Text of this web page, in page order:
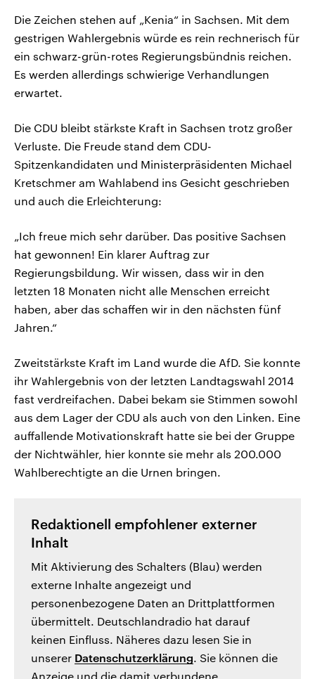
Die Zeichen stehen auf „Kenia“ in Sachsen. Mit dem
gestrigen Wahlergebnis würde es rein rechnerisch für
ein schwarz-grün-rotes Regierungsbündnis reichen.
Es werden allerdings schwierige Verhandlungen
erwartet.
Die CDU bleibt stärkste Kraft in Sachsen trotz großer
Verluste. Die Freude stand dem CDU-
Spitzenkandidaten und Ministerpräsidenten Michael
Kretschmer am Wahlabend ins Gesicht geschrieben
und auch die Erleichterung:
„Ich freue mich sehr darüber. Das positive Sachsen
hat gewonnen! Ein klarer Auftrag zur
Regierungsbildung. Wir wissen, dass wir in den
letzten 18 Monaten nicht alle Menschen erreicht
haben, aber das schaffen wir in den nächsten fünf
Jahren.“
Zweitstärkste Kraft im Land wurde die AfD. Sie konnte
ihr Wahlergebnis von der letzten Landtagswahl 2014
fast verdreifachen. Dabei bekam sie Stimmen sowohl
aus dem Lager der CDU als auch von den Linken. Eine
auffallende Motivationskraft hatte sie bei der Gruppe
der Nichtwähler, hier konnte sie mehr als 200.000
Wahlberechtigte an die Urnen bringen.
Redaktionell empfohlener externer
Inhalt
Mit Aktivierung des Schalters (Blau) werden
externe Inhalte angezeigt und
personenbezogene Daten an Drittplattformen
übermittelt. Deutschlandradio hat darauf
keinen Einfluss. Näheres dazu lesen Sie in
unserer Datenschutzerklärung. Sie können die
Anzeige und die damit verbundene